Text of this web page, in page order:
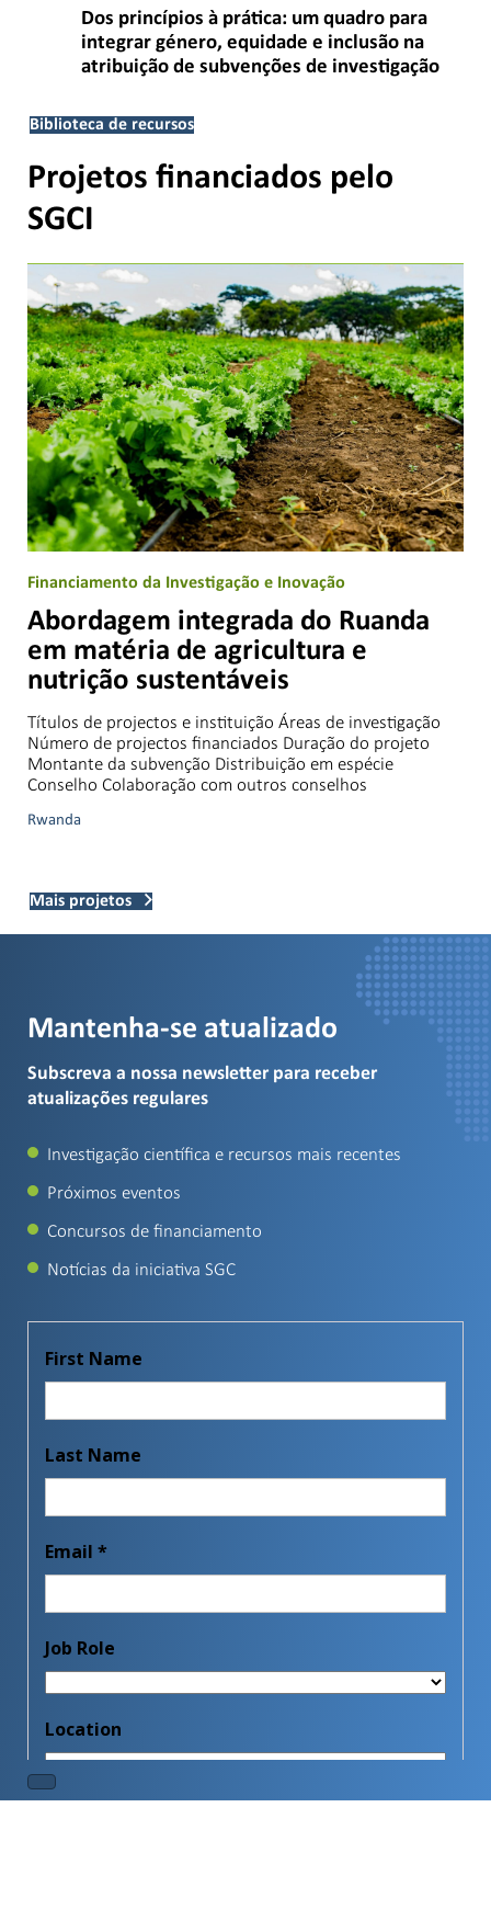
Dos princípios à prática: um quadro para
integrar género, equidade e inclusão na
atribuição de subvenções de investigação
Biblioteca de recursos
Projetos financiados pelo
SGCI
Financiamento da Investigação e Inovação
Abordagem integrada do Ruanda
em matéria de agricultura e
nutrição sustentáveis
Títulos de projectos e instituição Áreas de investigação
Número de projectos financiados Duração do projeto
Montante da subvenção Distribuição em espécie
Conselho Colaboração com outros conselhos
Rwanda
Mais projetos
Mantenha-se atualizado
Subscreva a nossa newsletter para receber
atualizações regulares
Investigação científica e recursos mais recentes
Próximos eventos
Concursos de financiamento
Notícias da iniciativa SGC